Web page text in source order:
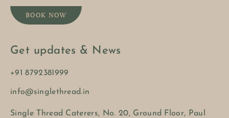
BOOK NOW
Get updates & News
+91 8792381999
info@singlethread.in
Single Thread Caterers, No. 20, Ground Floor, Paul